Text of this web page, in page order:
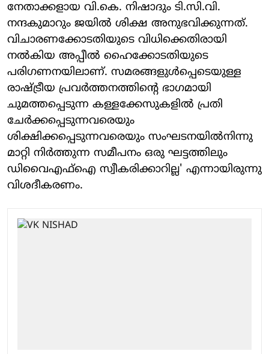
നേതാക്കളായ വി.കെ. നിഷാദും ടി.സി.വി.
നന്ദകുമാറും ജയില്‍ ശിക്ഷ അനുഭവിക്കുന്നത്.
വിചാരണക്കോടതിയുടെ വിധിക്കെതിരായി
നല്‍കിയ അപ്പീല്‍ ഹൈക്കോടതിയുടെ
പരിഗണനയിലാണ്. സമരങ്ങളുള്‍പ്പെടെയുള്ള
രാഷ്ട്രീയ പ്രവര്‍ത്തനത്തിന്റെ ഭാഗമായി
ചുമത്തപ്പെടുന്ന കള്ളക്കേസുകളില്‍ പ്രതി
ചേര്‍ക്കപ്പെടുന്നവരെയും
ശിക്ഷിക്കപ്പെടുന്നവരെയും സംഘടനയില്‍നിന്നു
മാറ്റി നിര്‍ത്തുന്ന സമീപനം ഒരു ഘട്ടത്തിലും
ഡിവൈഎഫ്‌ഐ സ്വീകരിക്കാറില്ല' എന്നായിരുന്നു
വിശദീകരണം.